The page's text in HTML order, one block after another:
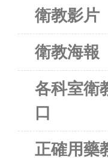
衛教影片
衛教海報
各科室衛
口
正確用藥